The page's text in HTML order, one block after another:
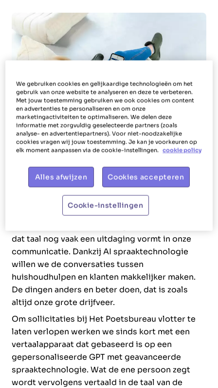
Innovatie ondersteunt diversiteit. En laat dat
laatste nu enorm belangrijk zijn voor Het
Poetsbureau. Met een personeelsbestand
bestaande uit meer dan 11.000 huishoudhulpen
dat taal nog vaak een uitdaging vormt in onze
communicatie. Dankzij AI spraaktechnologie
willen we de conversaties tussen
huishoudhulpen en klanten makkelijker maken.
De dingen anders en beter doen, dat is zoals
altijd onze grote drijfveer.
Om sollicitaties bij Het Poetsbureau vlotter te
laten verlopen werken we sinds kort met een
vertaalapparaat dat gebaseerd is op een
gepersonaliseerde GPT met geavanceerde
spraaktechnologie. Wat de ene persoon zegt
wordt vervolgens vertaald in de taal van de
We gebruiken cookies en gelijkaardige technologieën om het
gebruik van onze website te analyseren en deze te verbeteren.
Met jouw toestemming gebruiken we ook cookies om content
en advertenties te personaliseren en om onze
marketingactiviteiten te optimaliseren. We delen deze
informatie met zorgvuldig geselecteerde partners (zoals
analyse- en advertentiepartners). Voor niet-noodzakelijke
cookies vragen wij jouw toestemming. Je kan je voorkeuren op
elk moment aanpassen via de cookie-instellingen. cookie policy
Alles afwijzen Cookies accepteren
Cookie-instellingen